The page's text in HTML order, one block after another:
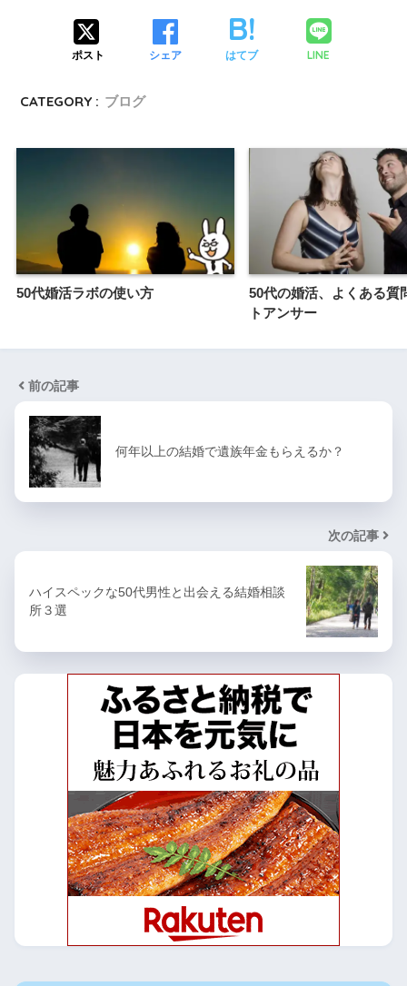
ポスト シェア はてブ LINE
CATEGORY : ブログ
50代婚活ラボの使い方
50代の婚活、よくある質
トアンサー
前の記事
何年以上の結婚で遺族年金もらえるか？
次の記事
ハイスペックな50代男性と出会える結婚相談
所３選